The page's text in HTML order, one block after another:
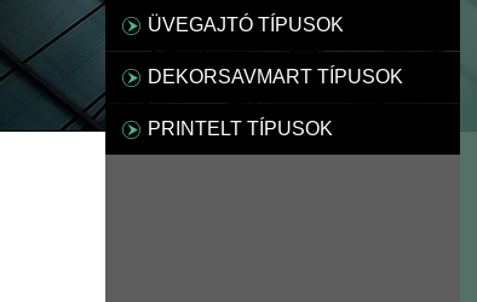
ÜVEGAJTÓ TÍPUSOK
DEKORSAVMART TÍPUSOK
PRINTELT TÍPUSOK